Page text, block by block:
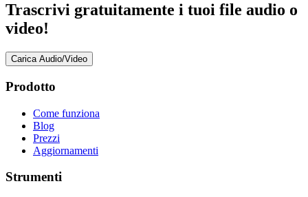
Trascrivi gratuitamente i tuoi file audio o
video!
Carica Audio/Video
Prodotto
Come funziona
Blog
Prezzi
Aggiornamenti
Strumenti